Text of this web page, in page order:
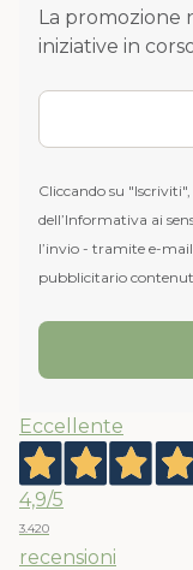
La promozione
iniziative in
Cliccando su
dell’Informativa ai
l’invio - tramite e-
pubblicitario
Eccellente
4,9/5
3.420
recensioni